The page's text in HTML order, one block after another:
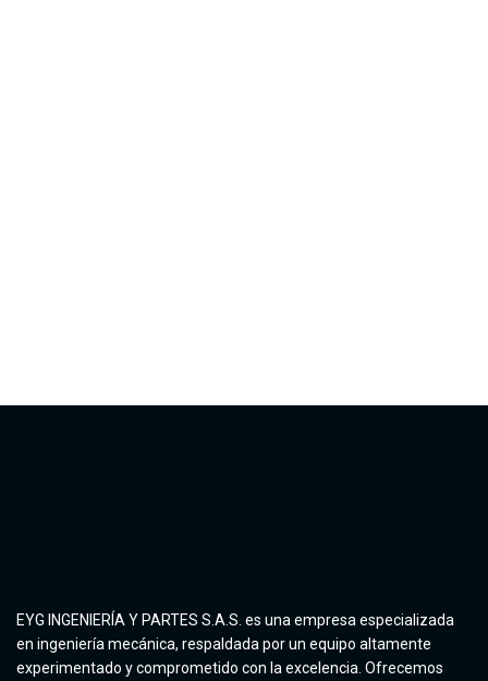
EYG INGENIERÍA Y PARTES S.A.S. es una empresa especializada
en ingeniería mecánica, respaldada por un equipo altamente
experimentado y comprometido con la excelencia. Ofrecemos